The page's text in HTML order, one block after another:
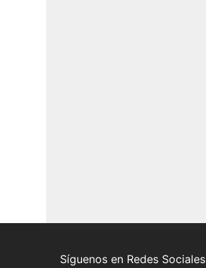
Síguenos en Redes Sociales